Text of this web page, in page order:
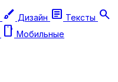
brush Дизайн article Тексты search
smartphone Мобильные